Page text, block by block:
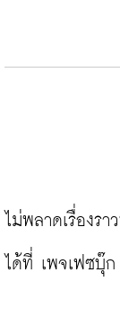
ไม่พลาดเรื่องร
ได้ที่ เพจเฟซบุ๊